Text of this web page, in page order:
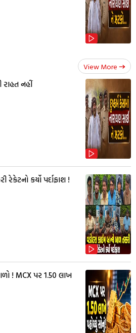
View More
રાહત નહીં
રેકેટનો કર્યો પર્દાફાશ !
! MCX પર ₹1.50 લાખ